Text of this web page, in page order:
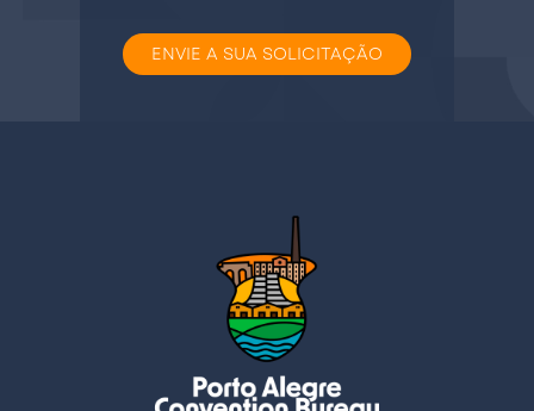
ENVIE A SUA SOLICITAÇÃO